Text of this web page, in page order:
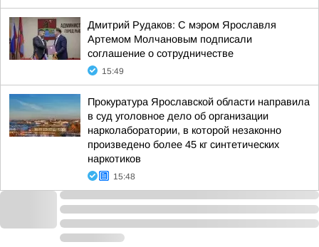
Дмитрий Рудаков: С мэром Ярославля
Артемом Молчановым подписали
соглашение о сотрудничестве
15:49
Прокуратура Ярославской области направила
в суд уголовное дело об организации
нарколаборатории, в которой незаконно
произведено более 45 кг синтетических
наркотиков
15:48